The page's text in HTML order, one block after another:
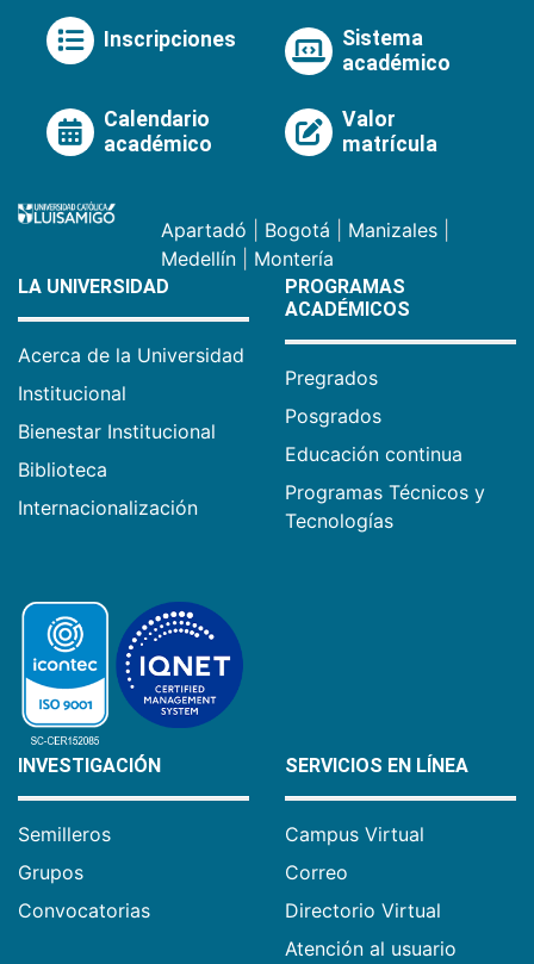
Inscripciones
Sistema
académico
Calendario
académico
Valor
matrícula
Apartadó Bogotá Manizales
Medellín
Montería
LA UNIVERSIDAD
Acerca de la Universidad
Institucional
Bienestar Institucional
Biblioteca
Internacionalización
PROGRAMAS
ACADÉMICOS
Pregrados
Posgrados
Educación continua
Programas Técnicos y
Tecnologías
INVESTIGACIÓN
Semilleros
Grupos
Convocatorias
SERVICIOS EN LÍNEA
Campus Virtual
Correo
Directorio Virtual
Atención al usuario